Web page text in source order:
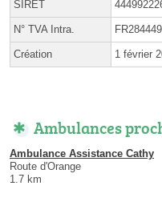
SIRET
N° TVA Intra.
Création 1 février
Ambulances
Ambulance Assistance Cathy
Route d'Orange
1.7 km